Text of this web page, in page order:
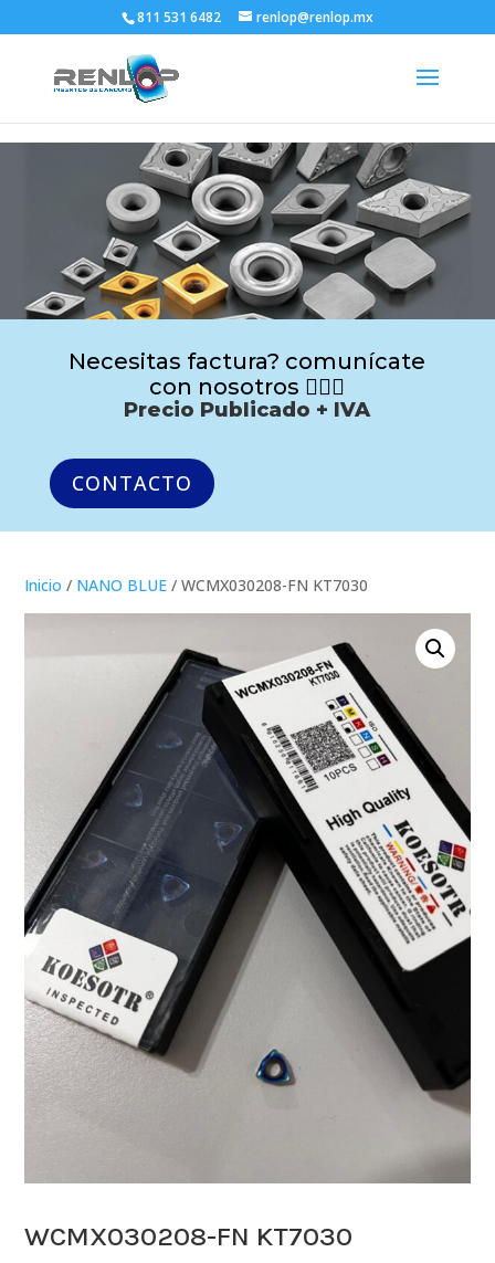
811 531 6482 renlop@renlop.mx
Necesitas factura? comunícate
con nosotros 🙋🏻‍♂️
Precio Publicado + IVA
CONTACTO
Inicio / NANO BLUE / WCMX030208-FN KT7030
WCMX030208-FN KT7030